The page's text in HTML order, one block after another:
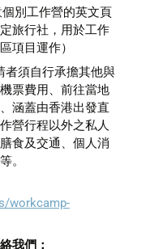
別工作營的英文頁
旅行社，用於工作
項目運作）
者須自行承擔其他與
票費用、前往當地
涵蓋由香港出發直
營行程以外之私人
食及交通、個人消
。
workcamp-
我們：